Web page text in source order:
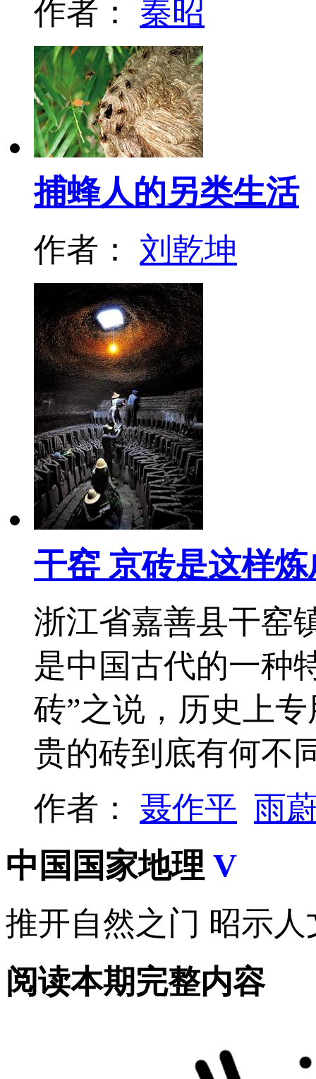
作者： 秦昭
捕蜂人的另类生活
作者： 刘乾坤
干窑 京砖是这样炼
浙江省嘉善县干窑
是中国古代的一种
砖”之说，历史上
贵的砖到底有何
作者： 聂作平 雨
中国国家地理 V
推开自然之门 昭示人
阅读本期完整内容